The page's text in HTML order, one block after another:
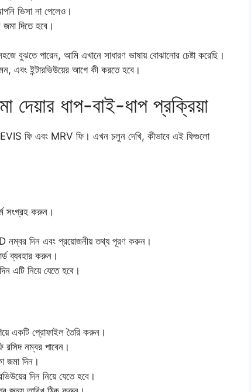
ভিসা না পেলেও।
দিতে হবে।
বুঝতে পারেন, আমি এখানে সাধারণ ভাষায় বোঝানোর চেষ্টা করেছি।
এবং ইন্টারভিউয়ের আগে কী করতে হবে।
দেয়ার ধাপ-বাই-ধাপ প্রক্রিয়া
SEVIS ফি এবং MRV ফি। এখন চলুন দেখি, কীভাবে এই ফিগুলো
সংগ্রহ করুন।
নম্বর দিন এবং প্রয়োজনীয় তথ্য পূরণ করুন।
ব্যবহার করুন।
এটি নিয়ে যেতে হবে।
প্রোফাইল তৈরি করুন।
নম্বর পাবেন।
জমা দিন।
দিন নিয়ে যেতে হবে।